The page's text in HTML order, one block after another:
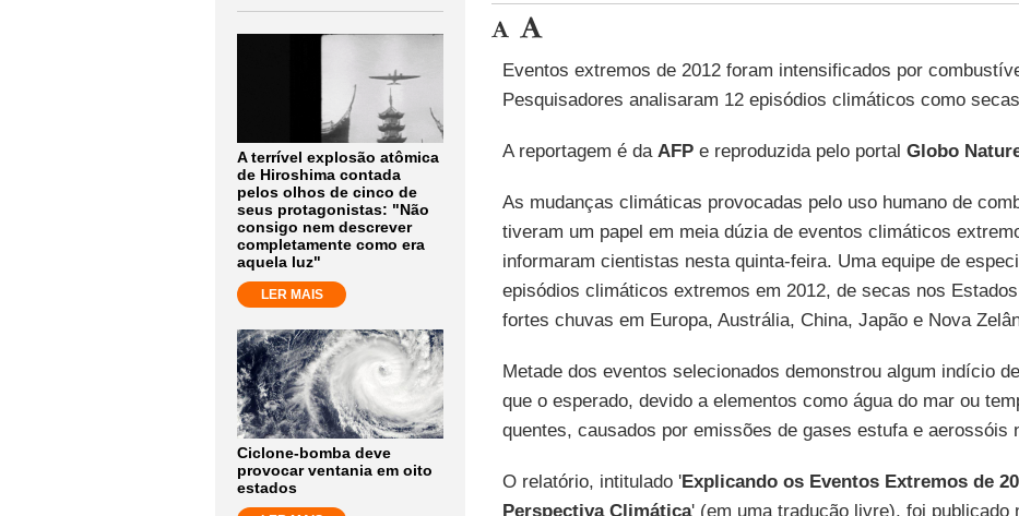
A terrível explosão atômica
de Hiroshima contada
pelos olhos de cinco de
seus protagonistas: "Não
consigo nem descrever
completamente como era
aquela luz"
LER MAIS
Ciclone-bomba deve
provocar ventania em oito
estados
Eventos extremos de 2012 foram intensificados por
Pesquisadores analisaram 12 episódios climáticos como
A reportagem é da AFPe reproduzida pelo portal Globo
As mudanças climáticas provocadas pelo uso humano de
tiveram um papel em meia dúzia de eventos climáticos
informaram cientistas nesta quinta-feira. Uma equipe de
episódios climáticos extremos em 2012, de secas nos
fortes chuvas em Europa, Austrália, China, Japão e Nova
Metade dos eventos selecionados demonstrou algum indício
que o esperado, devido a elementos como água do mar ou
quentes, causados por emissões de gases estufa e aerossóis
O relatório, intitulado 'Explicando os Eventos Extremos de
Perspectiva Climática' (em uma tradução livre), foi publicado